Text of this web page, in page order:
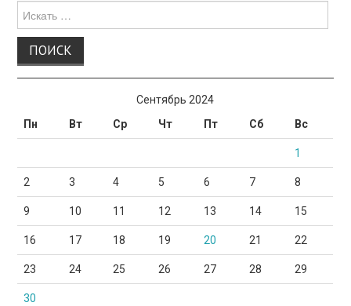
для:
Сентябрь 2024
Пн
Вт Ср Чт Пт Сб Вс
1
2 3 4 5 6 7 8
9 10 11 12 13 14 15
16 17 18 19 20 21 22
23 24 25 26 27 28 29
30